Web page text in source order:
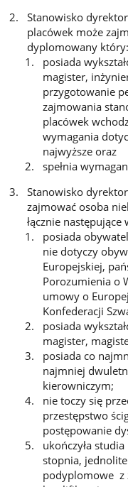
Stanowisko
placówek może
dyplomowany który:
posiada
magister,
przygotowanie
zajmowania
placówek
wymagania
najwyższe oraz
spełnia
Stanowisko
zajmować osoba
łącznie następujące
posiada
nie dotyczy
Europejskiej,
Porozumienia o
umowy o
Konfederacji
posiada
magister,
posiada co
najmniej
kierowniczym;
nie toczy się
przestępstwo
postępowanie
ukończyła
stopnia,
podyplomowe z